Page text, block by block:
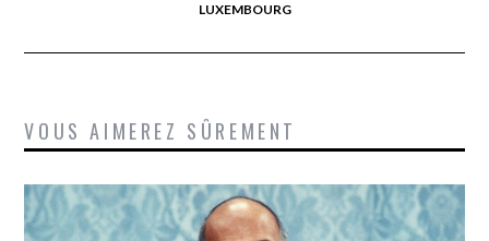
LUXEMBOURG
VOUS AIMEREZ SÛREMENT